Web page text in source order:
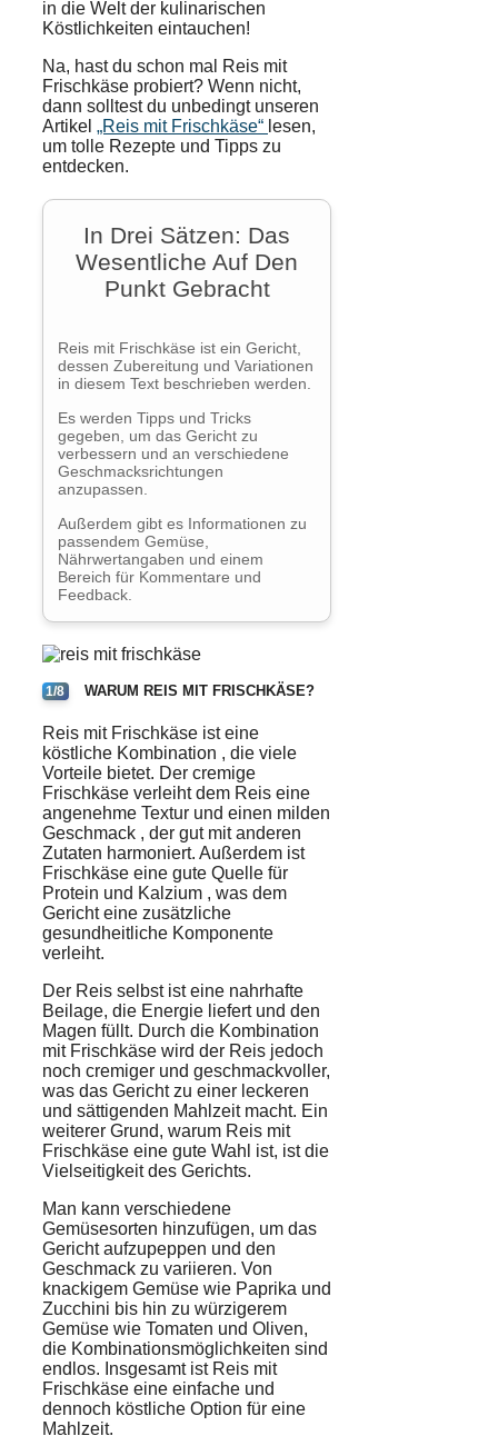
in die Welt der kulinarischen
Köstlichkeiten eintauchen!
Na, hast du schon mal Reis mit
Frischkäse probiert? Wenn nicht,
dann solltest du unbedingt unseren
Artikel „Reis mit Frischkäse“ lesen,
um tolle Rezepte und Tipps zu
entdecken.
In Drei Sätzen: Das
Wesentliche Auf Den
Punkt Gebracht
Reis mit Frischkäse ist ein Gericht,
dessen Zubereitung und Variationen
in diesem Text beschrieben werden.
Es werden Tipps und Tricks
gegeben, um das Gericht zu
verbessern und an verschiedene
Geschmacksrichtungen
anzupassen.
Außerdem gibt es Informationen zu
passendem Gemüse,
Nährwertangaben und einem
Bereich für Kommentare und
Feedback.
1/8 WARUM REIS MIT FRISCHKÄSE?
Reis mit Frischkäse ist eine
köstliche Kombination , die viele
Vorteile bietet. Der cremige
Frischkäse verleiht dem Reis eine
angenehme Textur und einen milden
Geschmack , der gut mit anderen
Zutaten harmoniert. Außerdem ist
Frischkäse eine gute Quelle für
Protein und Kalzium , was dem
Gericht eine zusätzliche
gesundheitliche Komponente
verleiht.
Der Reis selbst ist eine nahrhafte
Beilage, die Energie liefert und den
Magen füllt. Durch die Kombination
mit Frischkäse wird der Reis jedoch
noch cremiger und geschmackvoller,
was das Gericht zu einer leckeren
und sättigenden Mahlzeit macht. Ein
weiterer Grund, warum Reis mit
Frischkäse eine gute Wahl ist, ist die
Vielseitigkeit des Gerichts.
Man kann verschiedene
Gemüsesorten hinzufügen, um das
Gericht aufzupeppen und den
Geschmack zu variieren. Von
knackigem Gemüse wie Paprika und
Zucchini bis hin zu würzigerem
Gemüse wie Tomaten und Oliven,
die Kombinationsmöglichkeiten sind
endlos. Insgesamt ist Reis mit
Frischkäse eine einfache und
dennoch köstliche Option für eine
Mahlzeit.